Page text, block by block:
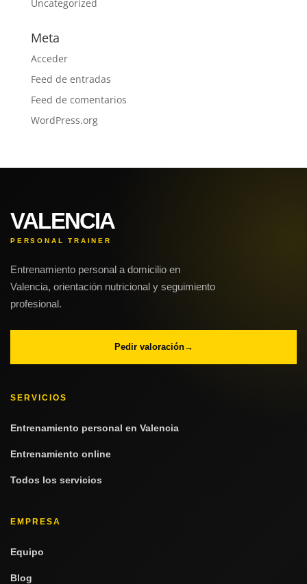
Uncategorized
Meta
Acceder
Feed de entradas
Feed de comentarios
WordPress.org
VALENCIA
PERSONAL TRAINER
Entrenamiento personal a domicilio en
Valencia, orientación nutricional y seguimiento
profesional.
Pedir valoración→
SERVICIOS
Entrenamiento personal en Valencia
Entrenamiento online
Todos los servicios
EMPRESA
Equipo
Blog